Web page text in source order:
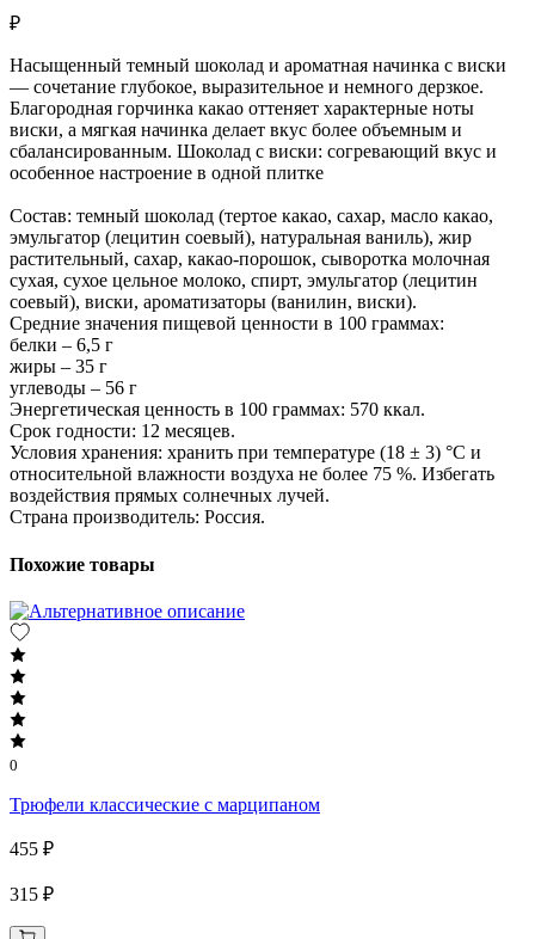
₽
Насыщенный темный шоколад и ароматная начинка с виски
— сочетание глубокое, выразительное и немного дерзкое.
Благородная горчинка какао оттеняет характерные ноты
виски, а мягкая начинка делает вкус более объемным и
сбалансированным. Шоколад с виски: согревающий вкус и
особенное настроение в одной плитке
Состав: темный шоколад (тертое какао, сахар, масло какао,
эмульгатор (лецитин соевый), натуральная ваниль), жир
растительный, сахар, какао-порошок, сыворотка молочная
сухая, сухое цельное молоко, спирт, эмульгатор (лецитин
соевый), виски, ароматизаторы (ванилин, виски).
Средние значения пищевой ценности в 100 граммах:
белки – 6,5 г
жиры – 35 г
углеводы – 56 г
Энергетическая ценность в 100 граммах: 570 ккал.
Срок годности: 12 месяцев.
Условия хранения: хранить при температуре (18 ± 3) °C и
относительной влажности воздуха не более 75 %. Избегать
воздействия прямых солнечных лучей.
Страна производитель: Россия.
Похожие товары
0
Трюфели классические с марципаном
455 ₽
315 ₽